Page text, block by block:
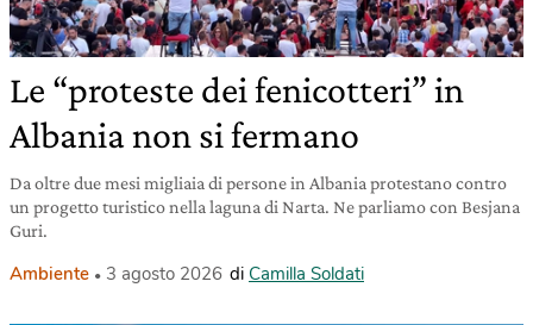
Le “proteste dei fenicotteri” in
Albania non si fermano
Da oltre due mesi migliaia di persone in Albania protestano contro
un progetto turistico nella laguna di Narta. Ne parliamo con Besjana
Guri.
Ambiente 3 agosto 2026 di Camilla Soldati